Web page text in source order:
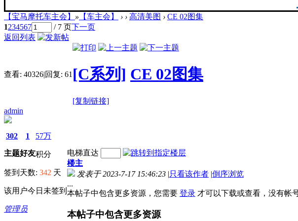
【宝马摩托车主会】 » 【车主会】 › › 高清美图 › CE 02图集
1234567 / 7 页下一页
返回列表
查看: 40326|回复: 61 [C系列] CE 02图集
[复制链接]
admin
302
主题
1
好友
57万
积分
签到天数: 342 天
该用户今日未签到
管理员
电梯直达
楼主
发表于 2023-7-17 15:46:23 |只看该作者 |倒序浏览
...
本帖子中包含更多资源，您需要 登录 才可以下载或查看，没有帐
本帖子中包含更多资源